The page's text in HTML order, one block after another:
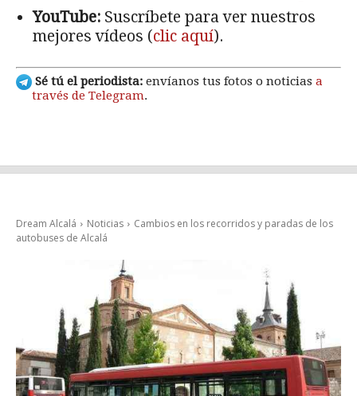
YouTube: Suscríbete para ver nuestros
mejores vídeos (clic aquí).
Sé tú el periodista: envíanos tus fotos o noticias a
través de Telegram.